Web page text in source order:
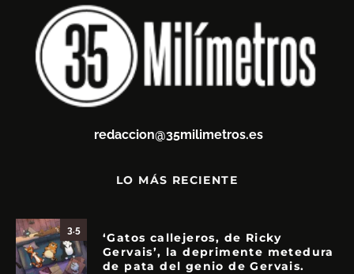
redaccion@35milimetros.es
LO MÁS RECIENTE
3.5
‘Gatos callejeros, de Ricky
Gervais’, la deprimente metedura
de pata del genio de Gervais.